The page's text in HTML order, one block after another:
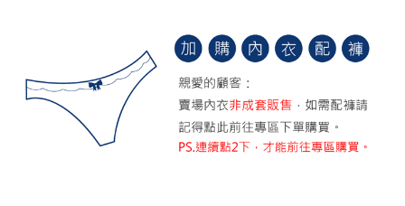
每筆NT$70，滿NT$799(含以上)免運費
7-11取貨付款
每筆NT$70，滿NT$798(含以上)免運費